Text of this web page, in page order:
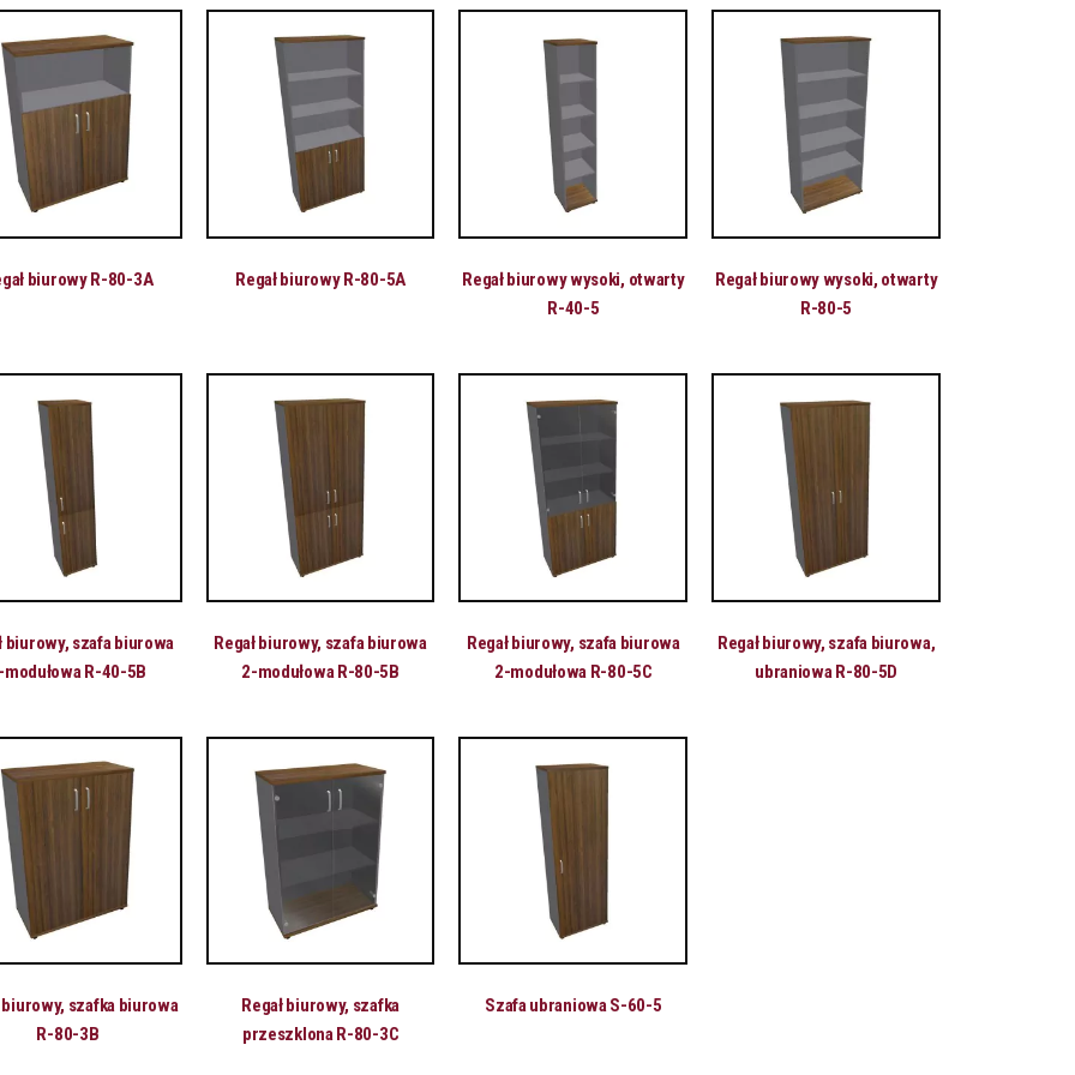
biurowy R-80-3A Regał biurowy R-80-5A
Regał biurowy wysoki, otwarty
R-40-5
Regał biurowy wysoki, otwarty
R-80-5
biurowy, szafa biurowa
R-40-5B
Regał biurowy, szafa biurowa
2-modułowa R-80-5B
Regał biurowy, szafa biurowa
2-modułowa R-80-5C
Regał biurowy, szafa biurowa,
ubraniowa R-80-5D
biurowy, szafka biurowa
R-80-3B
Regał biurowy, szafka
przeszklona R-80-3C
Szafa ubraniowa S-60-5